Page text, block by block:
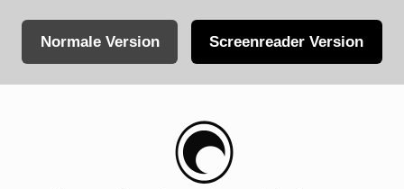
Normale Version Screenreader Version